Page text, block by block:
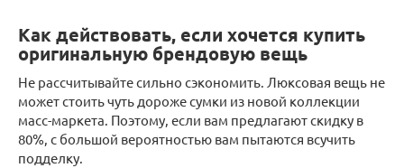
Как действовать, если хочется купить
оригинальную брендовую вещь
Не рассчитывайте сильно сэкономить. Люксовая вещь не
может стоить чуть дороже сумки из новой коллекции
масс-маркета. Поэтому, если вам предлагают скидку в
80%, с большой вероятностью вам пытаются всучить
подделку.